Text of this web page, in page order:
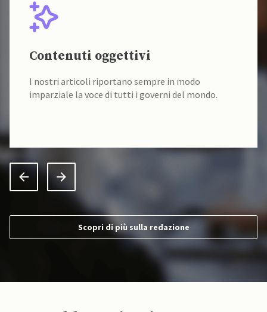
Contenuti oggettivi
I nostri articoli riportano sempre in modo
imparziale la voce di tutti i governi del mondo.
Scopri di più sulla redazione